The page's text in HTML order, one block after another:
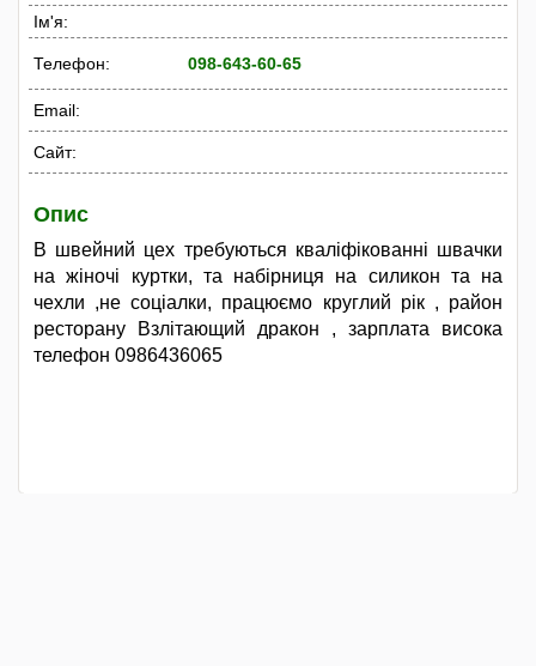
Ім'я:
Телефон: 098-643-60-65
Email:
Сайт:
Опис
В швейний цех требуються кваліфікованні швачки
на жіночі куртки, та набірниця на силикон та на
чехли ,не соціалки, працюємо круглий рік , район
ресторану Взлітающий дракон , зарплата висока
телефон 0986436065